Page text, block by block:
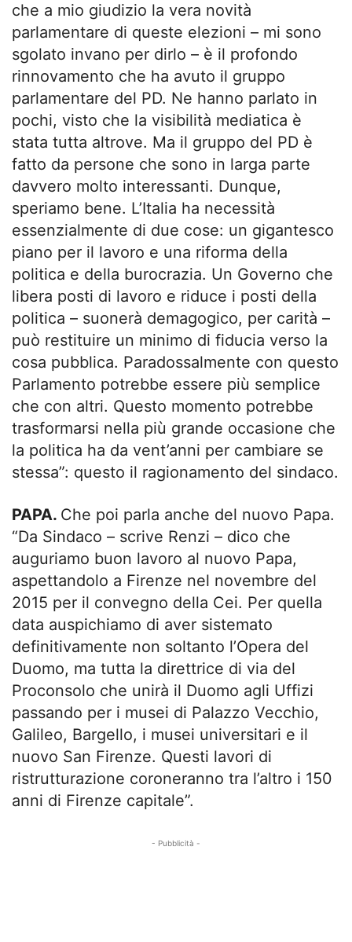
che a mio giudizio la vera novità
parlamentare di queste elezioni – mi sono
sgolato invano per dirlo – è il profondo
rinnovamento che ha avuto il gruppo
parlamentare del PD. Ne hanno parlato in
pochi, visto che la visibilità mediatica è
stata tutta altrove. Ma il gruppo del PD è
fatto da persone che sono in larga parte
davvero molto interessanti. Dunque,
speriamo bene. L’Italia ha necessità
essenzialmente di due cose: un gigantesco
piano per il lavoro e una riforma della
politica e della burocrazia. Un Governo che
libera posti di lavoro e riduce i posti della
politica – suonerà demagogico, per carità –
può restituire un minimo di fiducia verso la
cosa pubblica. Paradossalmente con questo
Parlamento potrebbe essere più semplice
che con altri. Questo momento potrebbe
trasformarsi nella più grande occasione che
la politica ha da vent’anni per cambiare se
stessa”: questo il ragionamento del sindaco.
PAPA. Che poi parla anche del nuovo Papa.
“Da Sindaco – scrive Renzi – dico che
auguriamo buon lavoro al nuovo Papa,
aspettandolo a Firenze nel novembre del
2015 per il convegno della Cei. Per quella
data auspichiamo di aver sistemato
definitivamente non soltanto l’Opera del
Duomo, ma tutta la direttrice di via del
Proconsolo che unirà il Duomo agli Uffizi
passando per i musei di Palazzo Vecchio,
Galileo, Bargello, i musei universitari e il
nuovo San Firenze. Questi lavori di
ristrutturazione coroneranno tra l’altro i 150
anni di Firenze capitale”.
- Pubblicità -